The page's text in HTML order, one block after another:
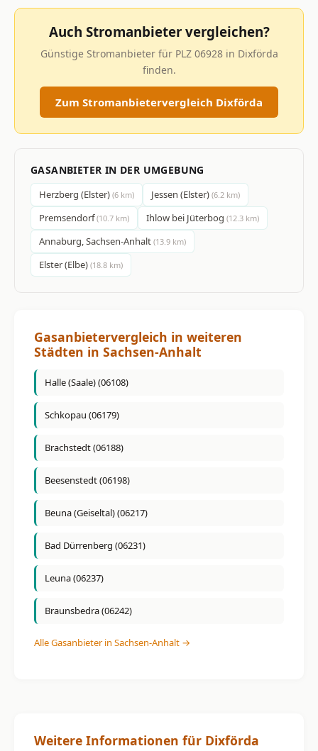
Auch Stromanbieter vergleichen?
Günstige Stromanbieter für PLZ 06928 in Dixförda
finden.
Zum Stromanbietervergleich Dixförda
GASANBIETER IN DER UMGEBUNG
Herzberg (Elster) (6 km) Jessen (Elster) (6.2 km)
Premsendorf(10.7 km) Ihlow bei Jüterbog (12.3 km)
Annaburg, Sachsen-Anhalt (13.9 km)
Elster (Elbe) (18.8 km)
Gasanbietervergleich in weiteren
Städten in Sachsen-Anhalt
Halle (Saale) (06108)
Schkopau (06179)
Brachstedt (06188)
Beesenstedt (06198)
Beuna (Geiseltal) (06217)
Bad Dürrenberg (06231)
Leuna (06237)
Braunsbedra (06242)
Alle Gasanbieter in Sachsen-Anhalt →
Weitere Informationen für Dixförda